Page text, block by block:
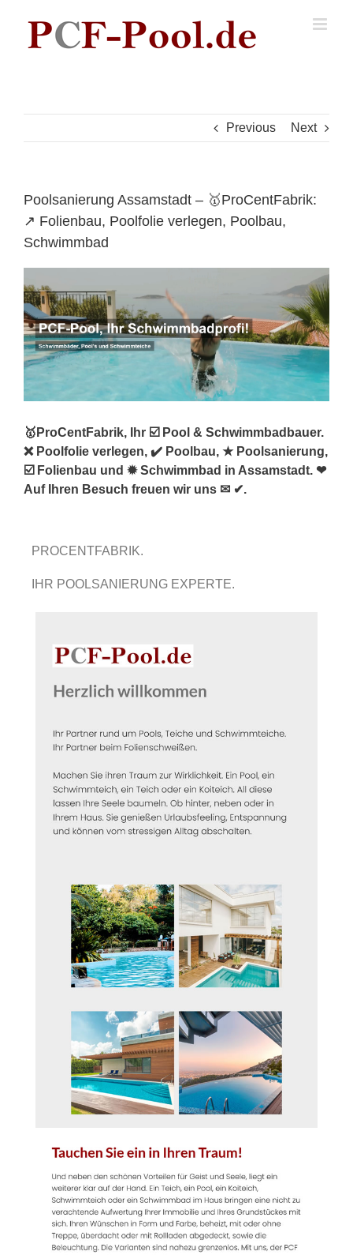
content
Previous Next
Poolsanierung Assamstadt – 🥇ProCentFabrik:
↗️ Folienbau, Poolfolie verlegen, Poolbau,
Schwimmbad
🥇ProCentFabrik, Ihr ☑️ Pool & Schwimmbadbauer.
❌ Poolfolie verlegen, ✔️ Poolbau, ★ Poolsanierung,
☑️ Folienbau und ✹ Schwimmbad in Assamstadt. ❤
Auf Ihren Besuch freuen wir uns ✉ ✔.
PROCENTFABRIK.
IHR POOLSANIERUNG EXPERTE.